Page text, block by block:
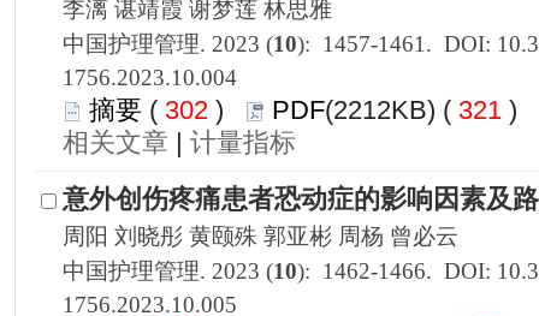
1756.2023.10.004
302 ) 321 )
|
1756.2023.10.005